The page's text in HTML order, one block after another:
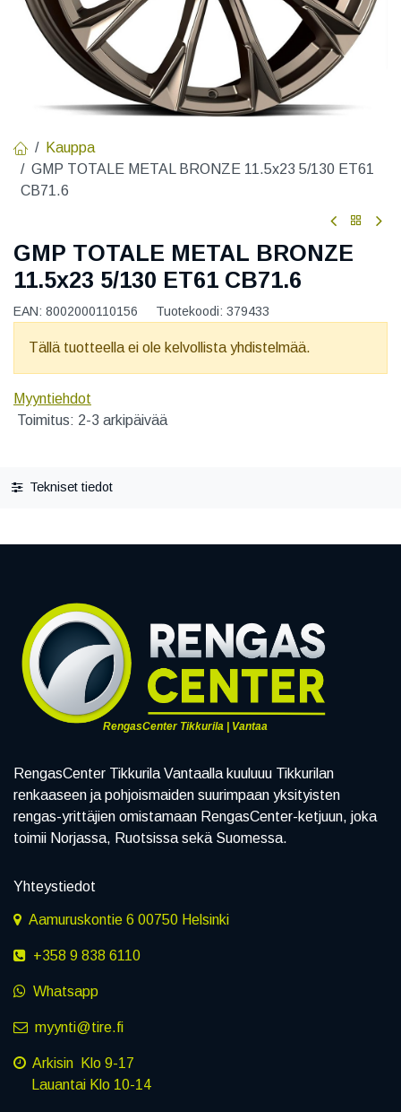
Kauppa
GMP TOTALE METAL BRONZE 11.5x23 5/130 ET61
CB71.6
GMP TOTALE METAL BRONZE
11.5x23 5/130 ET61 CB71.6
EAN: 8002000110156 Tuotekoodi: 379433
Tällä tuotteella ei ole kelvollista yhdistelmää.
Myyntiehdot
Toimitus: 2-3 arkipäivää
Tekniset tiedot
RengasCenter Tikkurila | Vantaa
RengasCenter Tikkurila Vantaalla kuuluuu Tikkurilan
renkaaseen ja pohjoismaiden suurimpaan yksityisten
rengas-yrittäjien omistamaan RengasCenter-ketjuun, joka
toimii Norjassa, Ruotsissa sekä Suomessa.
Yhteystiedot
Aamuruskontie 6 00750 Helsinki
+358 9 838 6110
Whatsapp
myynti@tire.fi
Arkisin Klo 9-17
Lauantai Klo 10-14